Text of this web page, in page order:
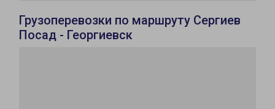
Грузоперевозки по маршруту Сергиев
Посад - Георгиевск